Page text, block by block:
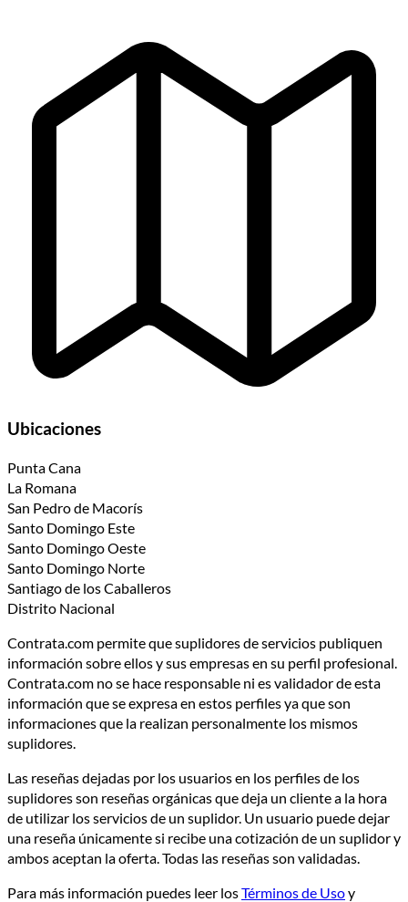
Ubicaciones
Punta Cana
La Romana
San Pedro de Macorís
Santo Domingo Este
Santo Domingo Oeste
Santo Domingo Norte
Santiago de los Caballeros
Distrito Nacional
Contrata.com permite que suplidores de servicios publiquen
información sobre ellos y sus empresas en su perfil profesional.
Contrata.com no se hace responsable ni es validador de esta
información que se expresa en estos perfiles ya que son
informaciones que la realizan personalmente los mismos
suplidores.
Las reseñas dejadas por los usuarios en los perfiles de los
suplidores son reseñas orgánicas que deja un cliente a la hora
de utilizar los servicios de un suplidor. Un usuario puede dejar
una reseña únicamente si recibe una cotización de un suplidor y
ambos aceptan la oferta. Todas las reseñas son validadas.
Para más información puedes leer losTérminos de Usoy